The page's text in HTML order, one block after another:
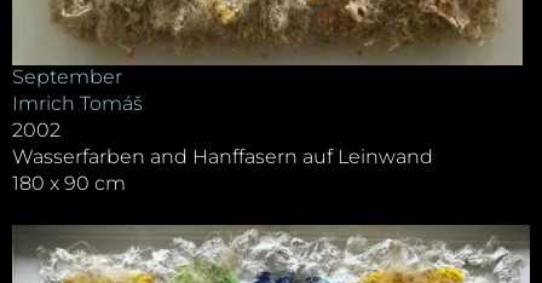
September
Imrich Tomáš
2002
Wasserfarben and Hanffasern auf Leinwand
180 x 90 cm